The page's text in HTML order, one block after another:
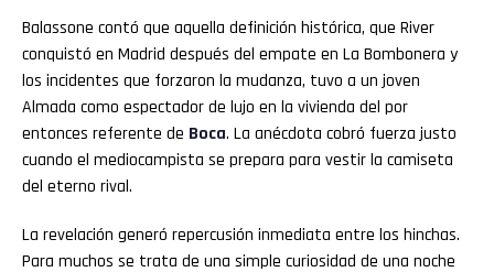
Balassone contó que aquella definición histórica, que River
conquistó en Madrid después del empate en La Bombonera y
los incidentes que forzaron la mudanza, tuvo a un joven
Almada como espectador de lujo en la vivienda del por
entonces referente de Boca. La anécdota cobró fuerza justo
cuando el mediocampista se prepara para vestir la camiseta
del eterno rival.
La revelación generó repercusión inmediata entre los hinchas.
Para muchos se trata de una simple curiosidad de una noche